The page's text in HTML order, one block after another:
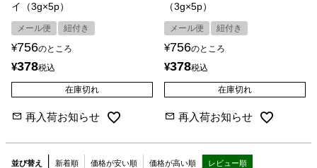
イ（3g×5p）
メール便 紐付き
¥756のところ
¥378税込
在庫切れ
再入荷お知らせ
（3g×5p）
メール便 紐付き
¥756のところ
¥378税込
在庫切れ
再入荷お知らせ
並び替え 新着順 価格が安い順 価格が高い順 レビュー順